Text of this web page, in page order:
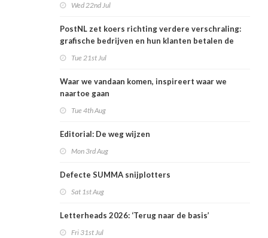
Wed 22nd Jul
PostNL zet koers richting verdere verschraling:
grafische bedrijven en hun klanten betalen de
Tue 21st Jul
Waar we vandaan komen, inspireert waar we
naartoe gaan
Tue 4th Aug
Editorial: De weg wijzen
Mon 3rd Aug
Defecte SUMMA snijplotters
Sat 1st Aug
Letterheads 2026: ‘Terug naar de basis’
Fri 31st Jul